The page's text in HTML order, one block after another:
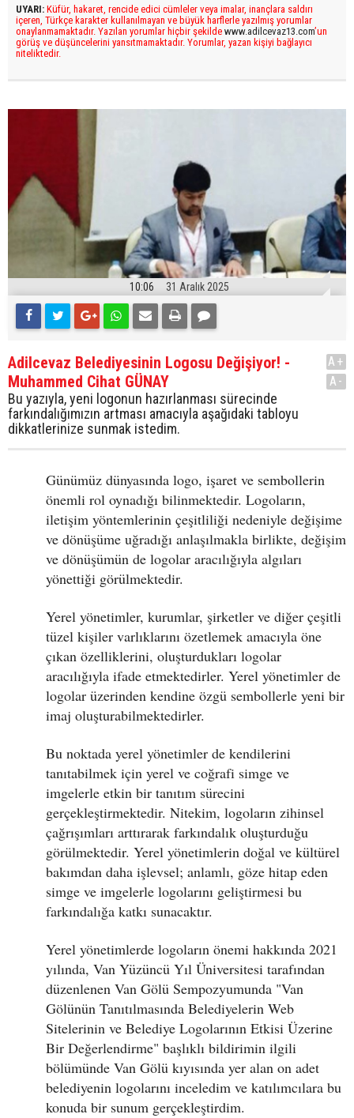
UYARI: Küfür, hakaret, rencide edici cümleler veya imalar, inançlara saldırı
içeren, Türkçe karakter kullanılmayan ve büyük harflerle yazılmış yorumlar
onaylanmamaktadır. Yazılan yorumlar hiçbir şekilde www.adilcevaz13.com’un
görüş ve düşüncelerini yansıtmamaktadır. Yorumlar, yazan kişiyi bağlayıcı
niteliktedir.
10:06 31 Aralık 2025
Adilcevaz Belediyesinin Logosu Değişiyor! -
Muhammed Cihat GÜNAY
Bu yazıyla, yeni logonun hazırlanması sürecinde
farkındalığımızın artması amacıyla aşağıdaki tabloyu
dikkatlerinize sunmak istedim.
A+
A-
Günümüz dünyasında logo, işaret ve sembollerin
önemli rol oynadığı bilinmektedir. Logoların,
iletişim yöntemlerinin çeşitliliği nedeniyle değişime
ve dönüşüme uğradığı anlaşılmakla birlikte, değişim
ve dönüşümün de logolar aracılığıyla algıları
yönettiği görülmektedir.
Yerel yönetimler, kurumlar, şirketler ve diğer çeşitli
tüzel kişiler varlıklarını özetlemek amacıyla öne
çıkan özelliklerini, oluşturdukları logolar
aracılığıyla ifade etmektedirler. Yerel yönetimler de
logolar üzerinden kendine özgü sembollerle yeni bir
imaj oluşturabilmektedirler.
Bu noktada yerel yönetimler de kendilerini
tanıtabilmek için yerel ve coğrafi simge ve
imgelerle etkin bir tanıtım sürecini
gerçekleştirmektedir. Nitekim, logoların zihinsel
çağrışımları arttırarak farkındalık oluşturduğu
görülmektedir. Yerel yönetimlerin doğal ve kültürel
bakımdan daha işlevsel; anlamlı, göze hitap eden
simge ve imgelerle logolarını geliştirmesi bu
farkındalığa katkı sunacaktır.
Yerel yönetimlerde logoların önemi hakkında 2021
yılında, Van Yüzüncü Yıl Üniversitesi tarafından
düzenlenen Van Gölü Sempozyumunda "Van
Gölünün Tanıtılmasında Belediyelerin Web
Sitelerinin ve Belediye Logolarının Etkisi Üzerine
Bir Değerlendirme" başlıklı bildirimin ilgili
bölümünde Van Gölü kıyısında yer alan on adet
belediyenin logolarını inceledim ve katılımcılara bu
konuda bir sunum gerçekleştirdim.